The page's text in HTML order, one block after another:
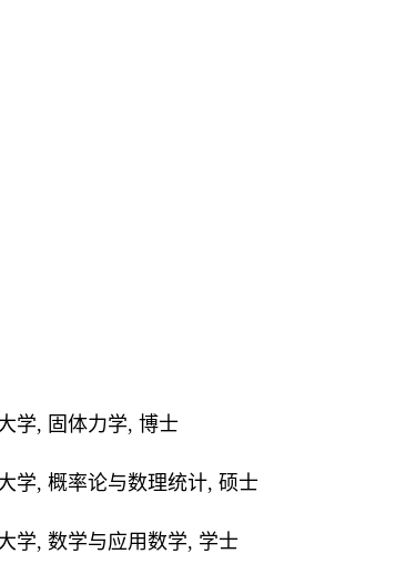
学, 固体力学, 博士
学, 概率论与数理统计, 硕士
学, 数学与应用数学, 学士